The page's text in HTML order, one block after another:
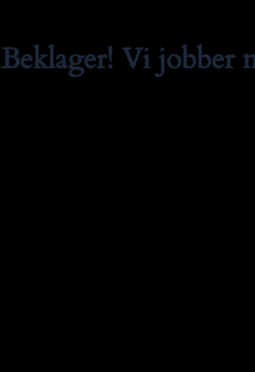
Beklager! Vi jobber